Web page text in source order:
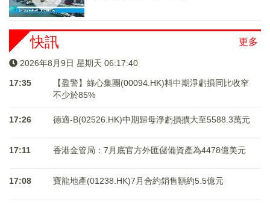
更多
快訊
2026年8月9日 星期天 06:17:40
17:35
【盈警】綠心集團(00094.HK)料中期淨虧損同比收窄
不少於85%
17:26 德適-B(02526.HK)中期歸母淨虧損擴大至5588.3萬元
17:11 香港金管局：7月底官方外匯儲備資產為4478億美元
17:08 寶龍地產(01238.HK)7月合約銷售額約5.5億元